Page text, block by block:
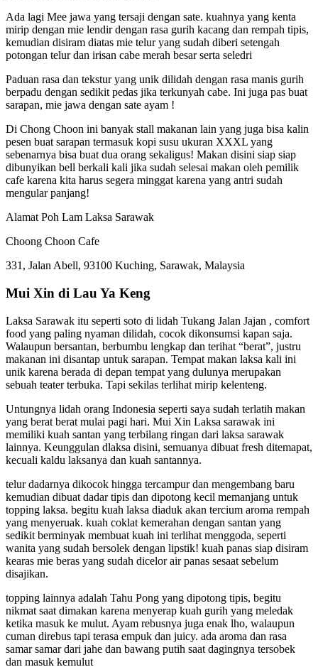
Ada lagi Mee jawa yang tersaji dengan sate. kuahnya yang kenta
mirip dengan mie lendir dengan rasa gurih kacang dan rempah tipis,
kemudian disiram diatas mie telur yang sudah diberi setengah
potongan telur dan irisan cabe merah besar serta seledri
Paduan rasa dan tekstur yang unik dilidah dengan rasa manis gurih
berpadu dengan sedikit pedas jika terkunyah cabe. Ini juga pas buat
sarapan, mie jawa dengan sate ayam !
Di Chong Choon ini banyak stall makanan lain yang juga bisa kalin
pesen buat sarapan termasuk kopi susu ukuran XXXL yang
sebenarnya bisa buat dua orang sekaligus! Makan disini siap siap
dibunyikan bell berkali kali jika sudah selesai makan oleh pemilik
cafe karena kita harus segera minggat karena yang antri sudah
mengular panjang!
Alamat Poh Lam Laksa Sarawak
Choong Choon Cafe
331, Jalan Abell, 93100 Kuching, Sarawak, Malaysia
Mui Xin di Lau Ya Keng
Laksa Sarawak itu seperti soto di lidah Tukang Jalan Jajan , comfort
food yang paling nyaman dilidah, cocok dikonsumsi kapan saja.
Walaupun bersantan, berbumbu lengkap dan terihat “berat”, justru
makanan ini disantap untuk sarapan. Tempat makan laksa kali ini
unik karena berada di depan tempat yang dulunya merupakan
sebuah teater terbuka. Tapi sekilas terlihat mirip kelenteng.
Untungnya lidah orang Indonesia seperti saya sudah terlatih makan
yang berat berat mulai pagi hari. Mui Xin Laksa sarawak ini
memiliki kuah santan yang terbilang ringan dari laksa sarawak
lainnya. Keunggulan dlaksa disini, semuanya dibuat fresh ditemapat,
kecuali kaldu laksanya dan kuah santannya.
telur dadarnya dikocok hingga tercampur dan mengembang baru
kemudian dibuat dadar tipis dan dipotong kecil memanjang untuk
topping laksa. begitu kuah laksa diaduk akan tercium aroma rempah
yang menyeruak. kuah coklat kemerahan dengan santan yang
sedikit berminyak membuat kuah ini terlihat menggoda, seperti
wanita yang sudah bersolek dengan lipstik! kuah panas siap disiram
kearas mie beras yang sudah dicelor air panas sesaat sebelum
disajikan.
topping lainnya adalah Tahu Pong yang dipotong tipis, begitu
nikmat saat dimakan karena menyerap kuah gurih yang meledak
ketika masuk ke mulut. Ayam rebusnya juga enak lho, walaupun
cuman direbus tapi terasa empuk dan juicy. ada aroma dan rasa
samar samar dari jahe dan bawang putih saat dagingnya tersobek
dan masuk kemulut